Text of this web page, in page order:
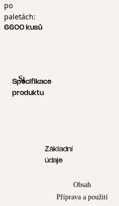
po
paletách:
6600 kusů
Specifikace produktu
Specifikace
produktu
Základní
údaje
Obsah
Příprava a použití